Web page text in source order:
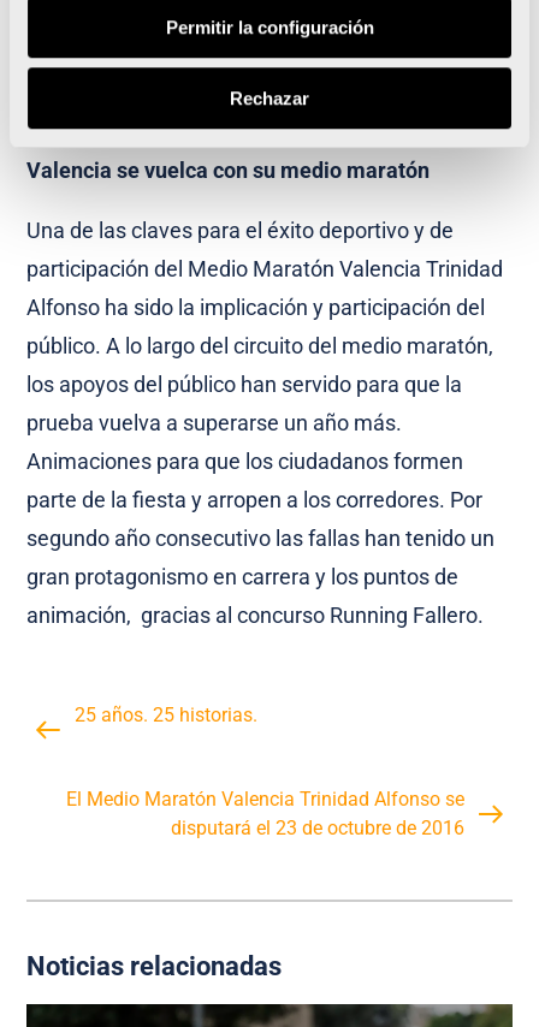
Permitir la configuración
Rechazar
Fibrosis Quistica de la Comunitat Valenciana
entidad solidaria de la prueba para esta edición de
Valencia se vuelca con su medio maratón
Una de las claves para el éxito deportivo y de
participación del Medio Maratón Valencia Trinidad
Alfonso ha sido la implicación y participación del
público. A lo largo del circuito del medio maratón,
los apoyos del público han servido para que la
prueba vuelva a superarse un año más.
Animaciones para que los ciudadanos formen
parte de la fiesta y arropen a los corredores. Por
segundo año consecutivo las fallas han tenido un
gran protagonismo en carrera y los puntos de
animación, gracias al concurso Running Fallero.
25 años. 25 historias.
El Medio Maratón Valencia Trinidad Alfonso se
disputará el 23 de octubre de 2016
Noticias relacionadas